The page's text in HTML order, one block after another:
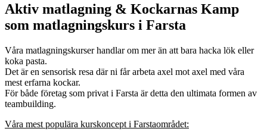
Aktiv matlagning & Kockarnas Kamp
som matlagningskurs i Farsta
Våra matlagningskurser handlar om mer än att bara hacka lök eller
koka pasta.
Det är en sensorisk resa där ni får arbeta axel mot axel med våra
mest erfarna kockar.
För både företag som privat i Farsta är detta den ultimata formen av
teambuilding.
Våra mest populära kurskoncept i Farstaområdet: